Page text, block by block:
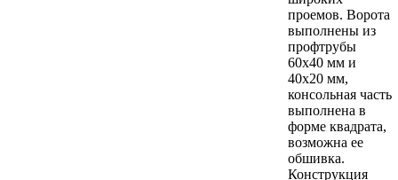
проемов. Ворота
выполнены из
профтрубы
60х40 мм и
40х20 мм,
консольная часть
выполнена в
форме квадрата,
возможна ее
обшивка.
Конструкция